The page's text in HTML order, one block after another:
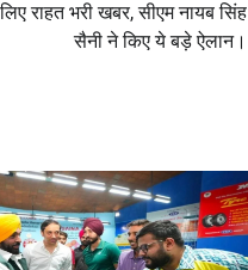
राहत भरी खबर, सीएम नायब सिंह
सैनी ने किए ये बड़े ऐलान।